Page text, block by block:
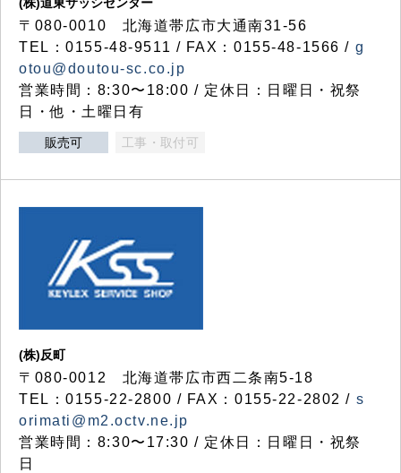
〒080-0010 北海道帯広市大通南31-56
TEL：0155-48-9511 / FAX：0155-48-1566 / g
otou@doutou-sc.co.jp
営業時間：8:30〜18:00 / 定休日：日曜日・祝祭
日・他・土曜日有
販売可 工事・取付可
(株)反町
〒080-0012 北海道帯広市西二条南5-18
TEL：0155-22-2800 / FAX：0155-22-2802 / s
orimati@m2.octv.ne.jp
営業時間：8:30〜17:30 / 定休日：日曜日・祝祭
日